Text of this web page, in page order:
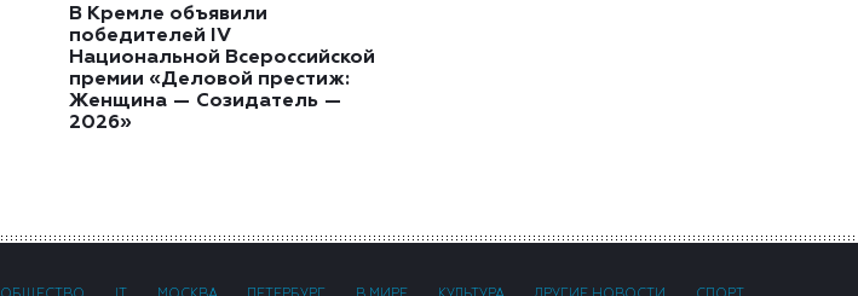
В Кремле объявили
победителей IV
Национальной Всероссийской
премии «Деловой престиж:
Женщина — Созидатель —
2026»